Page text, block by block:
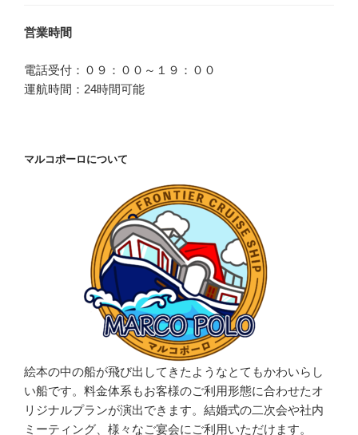
営業時間
電話受付：０９：００～１９：００
運航時間：24時間可能
マルコポーロについて
絵本の中の船が飛び出してきたようなとてもかわいらし
い船です。料金体系もお客様のご利用形態に合わせたオ
リジナルプランが演出できます。結婚式の二次会や社内
ミーティング、様々なご宴会にご利用いただけます。